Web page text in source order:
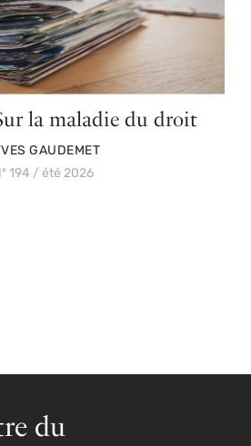
la maladie du droit
GAUDEMET
194 / été 2026
du